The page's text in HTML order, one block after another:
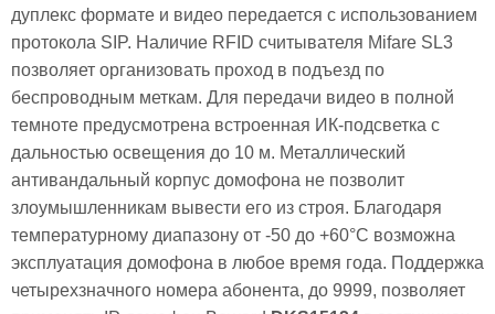
дуплекс формате и видео передается с использованием
протокола SIP. Наличие RFID считывателя Mifare SL3
позволяет организовать проход в подъезд по
беспроводным меткам. Для передачи видео в полной
темноте предусмотрена встроенная ИК-подсветка с
дальностью освещения до 10 м. Металлический
антивандальный корпус домофона не позволит
злоумышленникам вывести его из строя. Благодаря
температурному диапазону от -50 до +60°C возможна
эксплуатация домофона в любое время года. Поддержка
четырехзначного номера абонента, до 9999, позволяет